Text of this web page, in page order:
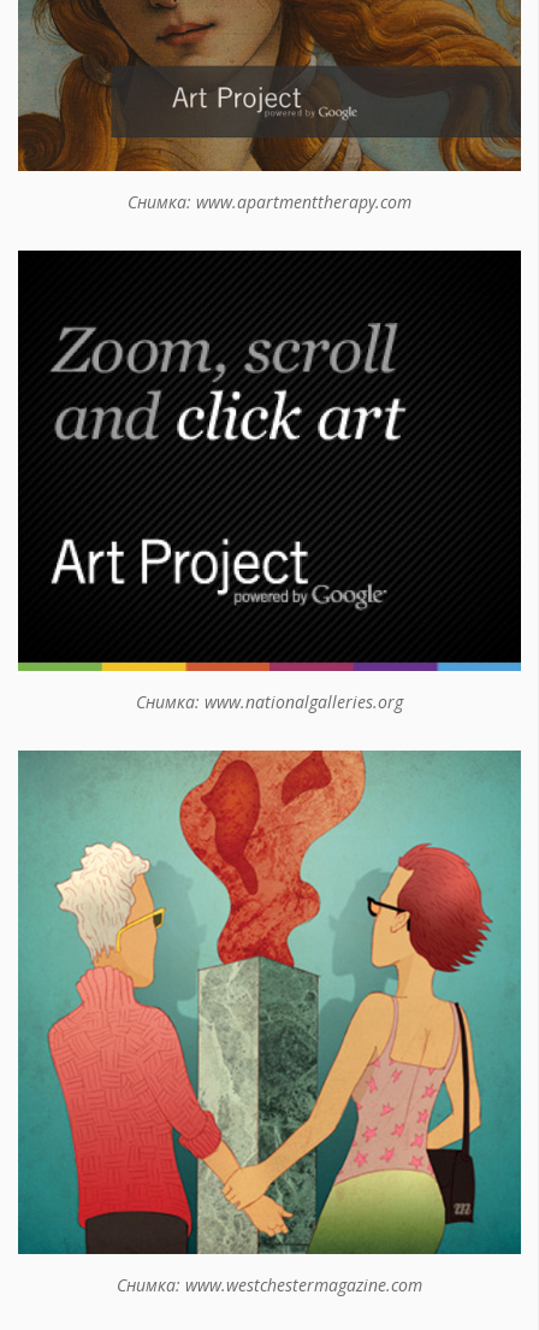
Снимка: www.apartmenttherapy.com
Снимка: www.nationalgalleries.org
Снимка: www.westchestermagazine.com